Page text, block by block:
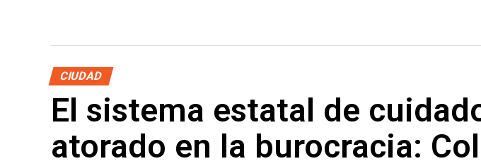
CIUDAD
El sistema estatal de
atorado en la burocracia: